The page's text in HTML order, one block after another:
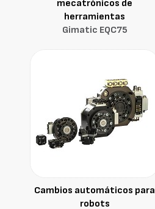
mecatrónicos de
herramientas
Gimatic EQC75
Cambios automáticos para
robots